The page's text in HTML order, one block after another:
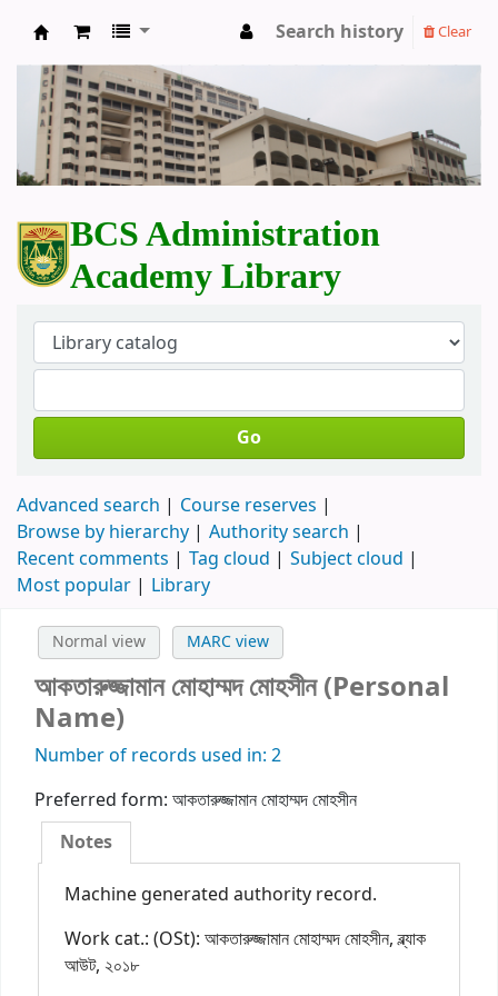
BCS Administration Academy Library
Search history Clear
BCS Administration
Academy Library
Go
Advanced search
Course reserves
Browse by hierarchy
Authority search
Recent comments
Tag cloud
Subject cloud
Most popular
Library
Normal view MARC view
আকতারুজ্জামান মোহাম্মদ মোহসীন (Personal
Name)
Number of records used in: 2
Preferred form: আকতারুজ্জামান মোহাম্মদ মোহসীন
Notes
Machine generated authority record.
Work cat.: (OSt): আকতারুজ্জামান মোহাম্মদ মোহসীন, ব্ল্যাক
আউট, ২০১৮